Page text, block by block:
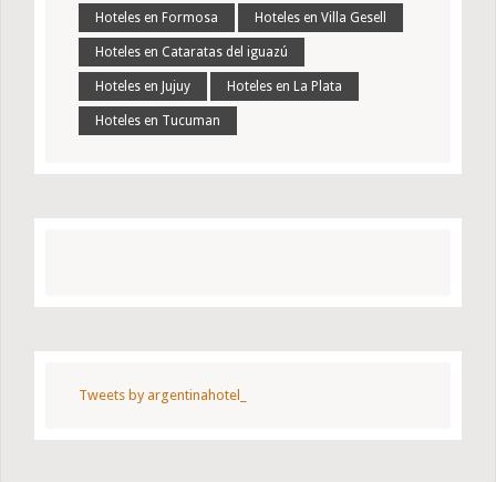
Hoteles en Formosa Hoteles en Villa Gesell
Hoteles en Cataratas del iguazú
Hoteles en Jujuy Hoteles en La Plata
Hoteles en Tucuman
Tweets by argentinahotel_